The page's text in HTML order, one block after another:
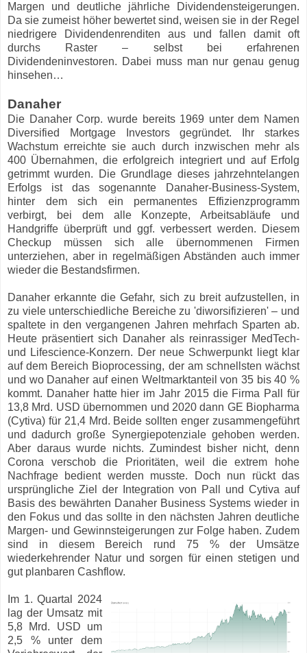
Margen und deutliche jährliche Dividendensteigerungen.
Da sie zumeist höher bewertet sind, weisen sie in der Regel
niedrigere Dividendenrenditen aus und fallen damit oft
durchs Raster – selbst bei erfahrenen
Dividendeninvestoren. Dabei muss man nur genau genug
hinsehen…
Danaher
Die Danaher Corp. wurde bereits 1969 unter dem Namen
Diversified Mortgage Investors gegründet. Ihr starkes
Wachstum erreichte sie auch durch inzwischen mehr als
400 Übernahmen, die erfolgreich integriert und auf Erfolg
getrimmt wurden. Die Grundlage dieses jahrzehntelangen
Erfolgs ist das sogenannte Danaher-Business-System,
hinter dem sich ein permanentes Effizienzprogramm
verbirgt, bei dem alle Konzepte, Arbeitsabläufe und
Handgriffe überprüft und ggf. verbessert werden. Diesem
Checkup müssen sich alle übernommenen Firmen
unterziehen, aber in regelmäßigen Abständen auch immer
wieder die Bestandsfirmen.
Danaher erkannte die Gefahr, sich zu breit aufzustellen, in
zu viele unterschiedliche Bereiche zu 'diworsifizieren' – und
spaltete in den vergangenen Jahren mehrfach Sparten ab.
Heute präsentiert sich Danaher als reinrassiger MedTech-
und Lifescience-Konzern. Der neue Schwerpunkt liegt klar
auf dem Bereich Bioprocessing, der am schnellsten wächst
und wo Danaher auf einen Weltmarktanteil von 35 bis 40 %
kommt. Danaher hatte hier im Jahr 2015 die Firma Pall für
13,8 Mrd. USD übernommen und 2020 dann GE Biopharma
(Cytiva) für 21,4 Mrd. Beide sollten enger zusammengeführt
und dadurch große Synergiepotenziale gehoben werden.
Aber daraus wurde nichts. Zumindest bisher nicht, denn
Corona verschob die Prioritäten, weil die extrem hohe
Nachfrage bedient werden musste. Doch nun rückt das
ursprüngliche Ziel der Integration von Pall und Cytiva auf
Basis des bewährten Danaher Business Systems wieder in
den Fokus und das sollte in den nächsten Jahren deutliche
Margen- und Gewinnsteigerungen zur Folge haben. Zudem
sind in diesem Bereich rund 75 % der Umsätze
wiederkehrender Natur und sorgen für einen stetigen und
gut planbaren Cashflow.
Im 1. Quartal 2024
lag der Umsatz mit
5,8 Mrd. USD um
2,5 % unter dem